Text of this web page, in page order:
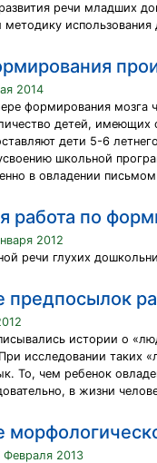
речи младших
методику
2014
формирования
детей, имеющих
дети 5-6
школьной
в овладении
работа по
2012
речи глухих
истории о
исследовании таких
То, чем ребенок
в жизни
2013